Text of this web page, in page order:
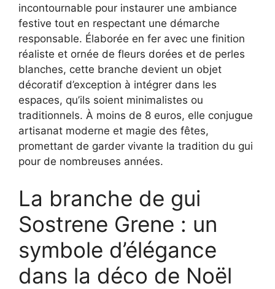
incontournable pour instaurer une ambiance
festive tout en respectant une démarche
responsable. Élaborée en fer avec une finition
réaliste et ornée de fleurs dorées et de perles
blanches, cette branche devient un objet
décoratif d’exception à intégrer dans les
espaces, qu’ils soient minimalistes ou
traditionnels. À moins de 8 euros, elle conjugue
artisanat moderne et magie des fêtes,
promettant de garder vivante la tradition du gui
pour de nombreuses années.
La branche de gui
Sostrene Grene : un
symbole d’élégance
dans la déco de Noël